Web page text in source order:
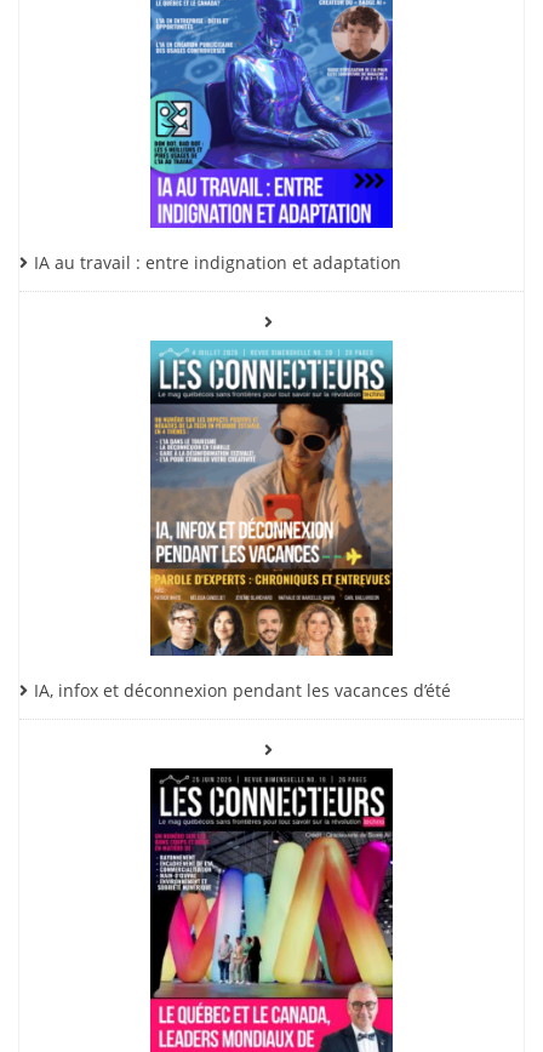
IA au travail : entre indignation et adaptation
IA, infox et déconnexion pendant les vacances d’été